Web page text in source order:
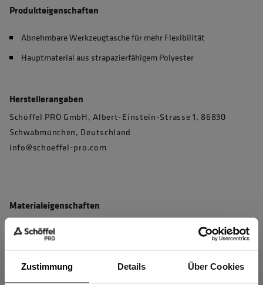
Zustimmung Details Über Cookies
Produkteigenschaften
Abnehmbare Werkzeugtasche für mehr Flexibilität
Hauptmaterial aus strapazierfähigem Polyester
Herstellerangaben
Schöffel PRO GmbH, Albert-Einstein-Strasse 1, 86830
Schwabmünchen, Deutschland
info@schoeffel-pro.com
Materialeigenschaften
OEKO-TEX® zertifiziert